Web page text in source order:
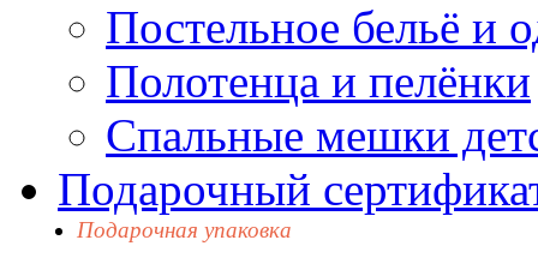
Постельное бельё и
Полотенца и пелёнки
Спальные мешки
Подарочный
Подарочная упаковка